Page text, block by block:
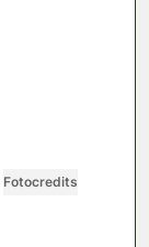
Fotocredits